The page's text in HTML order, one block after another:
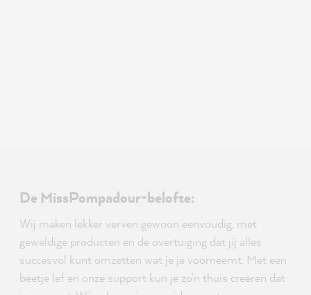
De MissPompadour-belofte:
Wij maken lekker verven gewoon eenvoudig, met
geweldige producten en de overtuiging dat jij alles
succesvol kunt omzetten wat je je voorneemt. Met een
beetje lef en onze support kun je zo'n thuis creëren dat